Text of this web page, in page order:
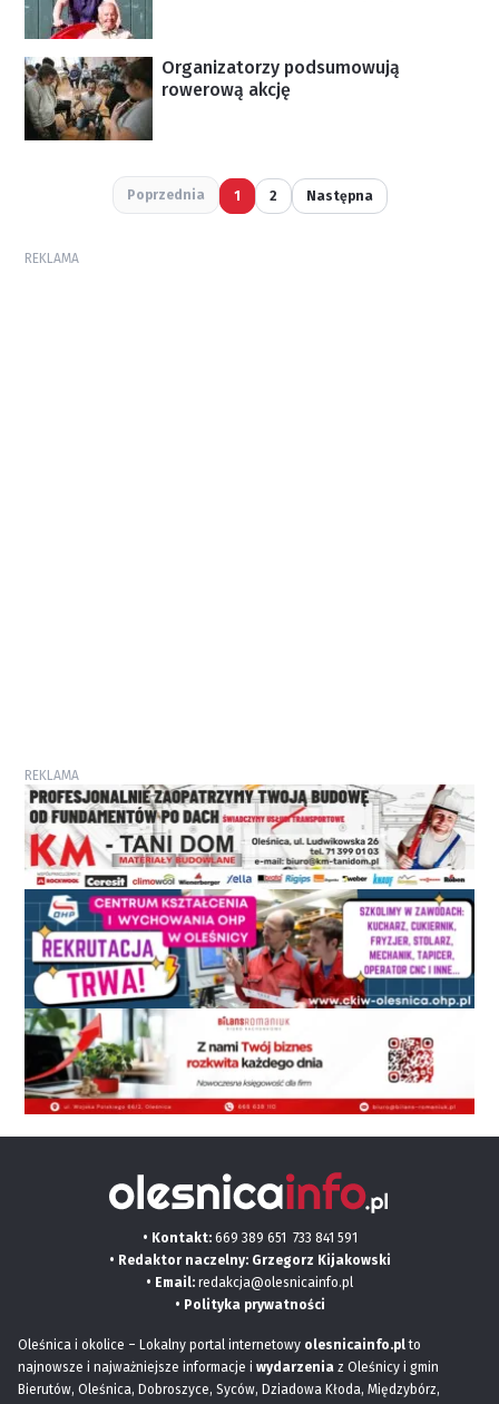
Organizatorzy podsumowują
rowerową akcję
Poprzednia 1 2 Następna
REKLAMA
REKLAMA
• Kontakt: 669 389 651 733 841 591
• Redaktor naczelny: Grzegorz Kijakowski
• Email: redakcja@olesnicainfo.pl
• Polityka prywatności
Oleśnica i okolice – Lokalny portal internetowy olesnicainfo.plto
najnowsze i najważniejsze informacje i wydarzenia z Oleśnicy i gmin
Bierutów, Oleśnica, Dobroszyce, Syców, Dziadowa Kłoda, Międzybórz,